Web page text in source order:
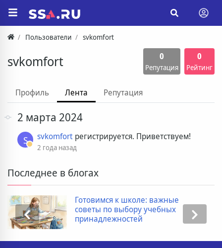
Пользователи svkomfort
svkomfort 0
Репутация
0
Рейтинг
Профиль Лента Репутация
2 марта 2024
S svkomfort регистрируется. Приветствуем!
2 года назад
Последнее в блогах
Готовимся к школе: важные
советы по выбору учебных
принадлежностей